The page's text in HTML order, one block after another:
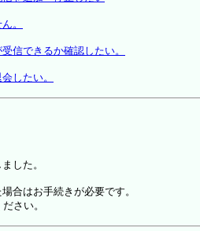
。
信できるか確認したい。
したい。
した。
合はお手続きが必要です。
さい。